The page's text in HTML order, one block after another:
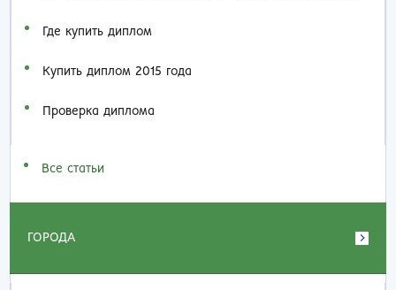
Где купить диплом
Купить диплом 2015 года
Проверка диплома
Все статьи
ГОРОДА